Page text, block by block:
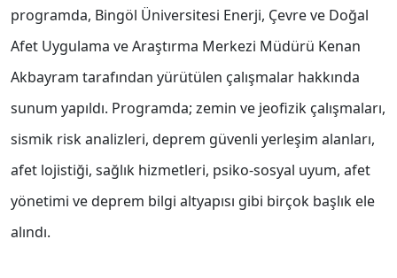
programda, Bingöl Üniversitesi Enerji, Çevre ve Doğal
Afet Uygulama ve Araştırma Merkezi Müdürü Kenan
Akbayram tarafından yürütülen çalışmalar hakkında
sunum yapıldı. Programda; zemin ve jeofizik çalışmaları,
sismik risk analizleri, deprem güvenli yerleşim alanları,
afet lojistiği, sağlık hizmetleri, psiko-sosyal uyum, afet
yönetimi ve deprem bilgi altyapısı gibi birçok başlık ele
alındı.